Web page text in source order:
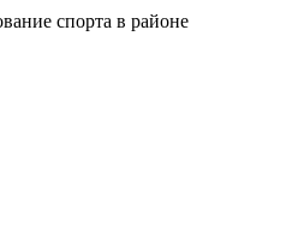
спорта в районе